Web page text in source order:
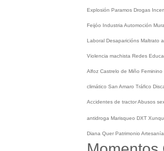
Explosión Paramos Drogas
Feijóo Industria Automoción
Laboral Desaparicións Maltrato
Violencia machista Redes
Alfoz Castrelo de Miño Feminino
climático San Amaro Tráfico
Accidentes de tractorAbusos
antidroga Marisqueo DXT
Diana Quer Patrimonio Artesanía